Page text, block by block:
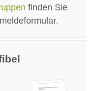
finden Sie